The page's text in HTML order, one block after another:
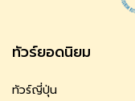
ทัวร์ยอดนิยม
ทัวร์ญี่ปุ่น